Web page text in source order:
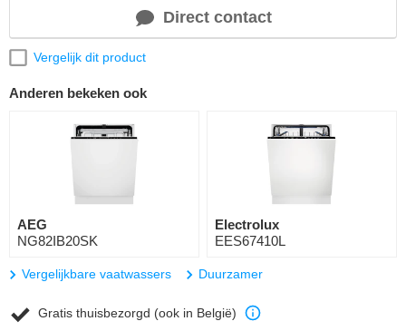
Direct contact
Vergelijk dit product
Anderen bekeken ook
AEG
NG82IB20SK
Electrolux
EES67410L
Vergelijkbare vaatwassers Duurzamer
Gratis thuisbezorgd (ook in België)